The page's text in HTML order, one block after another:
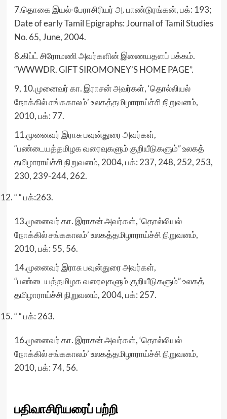
7.தொகை இயல்-பேராசிரியர் அ. பாண்டுரங்கன், பக்: 193;
Date of early Tamil Epigraphs: Journal of Tamil Studies
No. 65, June, 2004.
8.கிப்ட் சிரோமணி அவர்களின் இணையதளப் பக்கம்.
“WWWDR. GIFT SIROMONEY’S HOME PAGE”.
9, 10.முனைவர் கா. இராசன் அவர்கள், ‘தொல்லியல்
நோக்கில் சங்ககாலம்’ உலகத்தமிழாராய்ச்சி நிறுவனம்,
2010, பக்: 77.
11.முனைவர் இராசு பவுன்துரை அவர்கள்,
“பண்டையத்தமிழக வரைவுகளும் குறியீடுகளும்” உலகத்
தமிழாராய்ச்சி நிறுவனம், 2004, பக்: 237, 248, 252, 253,
230, 239-244, 262.
“ “ பக்:263.
13.முனைவர் கா. இராசன் அவர்கள், ‘தொல்லியல்
நோக்கில் சங்ககாலம்’ உலகத்தமிழாராய்ச்சி நிறுவனம்,
2010, பக்: 55, 56.
14.முனைவர் இராசு பவுன்துரை அவர்கள்,
“பண்டையத்தமிழக வரைவுகளும் குறியீடுகளும்” உலகத்
தமிழாராய்ச்சி நிறுவனம், 2004, பக்: 257.
“ “ பக்: 263.
16.முனைவர் கா. இராசன் அவர்கள், ‘தொல்லியல்
நோக்கில் சங்ககாலம்’ உலகத்தமிழாராய்ச்சி நிறுவனம்,
2010, பக்: 74, 56.
பதிவாசிரியரைப் பற்றி